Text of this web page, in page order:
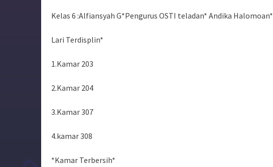
Kelas 6 :Alfiansyah G*Pengurus OSTI teladan* Andika Halomoan*
Lari Terdisplin*
1.Kamar 203
2.Kamar 204
3.Kamar 307
4.kamar 308
*Kamar Terbersih*